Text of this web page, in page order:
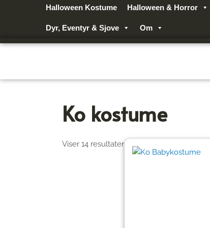
Halloween Kostume Halloween & Horror
Dyr, Eventyr & Sjove Om
Ko kostume
Viser 14 resultater